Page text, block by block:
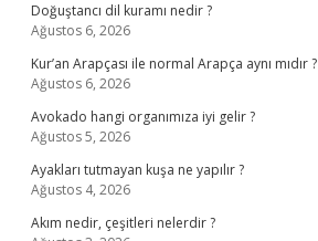
Doğuştancı dil kuramı nedir ?
Ağustos 6, 2026
Kur’an Arapçası ile normal Arapça aynı mıdır ?
Ağustos 6, 2026
Avokado hangi organımıza iyi gelir ?
Ağustos 5, 2026
Ayakları tutmayan kuşa ne yapılır ?
Ağustos 4, 2026
Akım nedir, çeşitleri nelerdir ?